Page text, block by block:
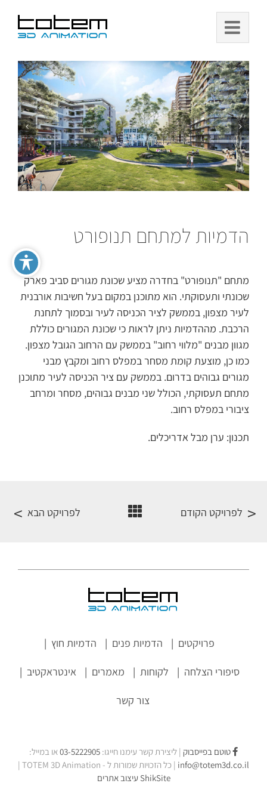
content
הדמיות למתחם תנופורט
מתחם "תנופורט" בחדרה מציע שכונת מגורים סביב פארק
שכונתי ותעסוקתי. הוא מתוכנן במקום בעל חשיבות אורבנית
לעיר מצפון, בממשק לציר הכניסה לעיר ובסמוך לתחנת
הרכבת. מההדמיות ניתן לראות כי שכונת המגורים כוללת
מגוון מבנים "מלווי רחוב" בממשק עם הרחוב הגובל מצפון.
כמו כן, מוצעת קומת מסחר במפלס רחוב ומקבץ מבני
מגורים גבוהים בדרום. בממשק עם ציר הכניסה לעיר מתוכנן
מתחם תעסוקתי, הכולל שני מבנים גבוהים, מסחר ומרחב
ציבורי במפלס רחוב.
תכנון: ערן מבל אדריכלים.
לפרויקט הקודם לפרויקט הבא
פרויקטים הדמיות פנים הדמיות חוץ
סיפורי הצלחה לקוחות מאמרים אינטראקטיב
צור קשר
טוטם בפייסבוק | ליצירת קשר עימנו חייגו: 03-5222905 או במייל:
info@totem3d.co.il | כל הזכויות שמורות ל - TOTEM 3D Animation
|
ShikSite עיצוב אתרים